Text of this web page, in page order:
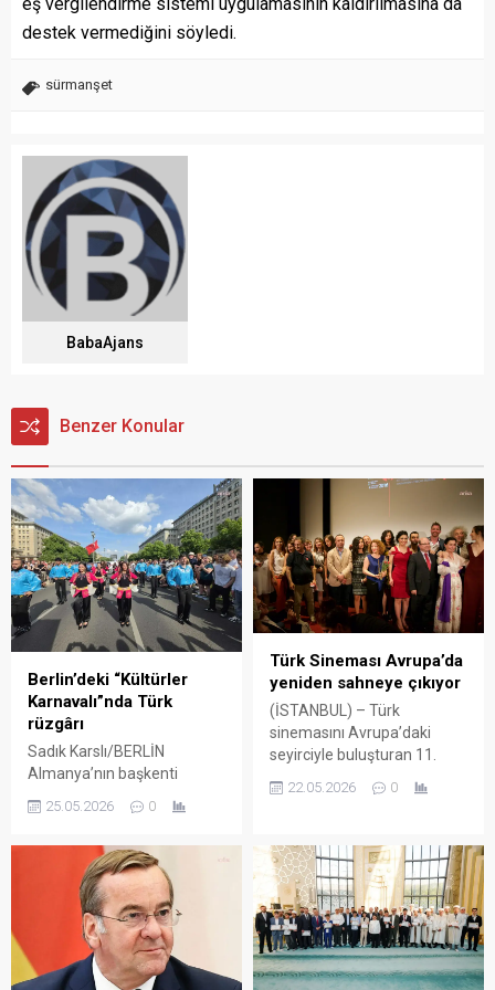
destek vermediğini söyledi.
sürmanşet
BabaAjans
Benzer Konular
Berlin’deki “Kültürler
Karnavalı”nda Türk
rüzgârı
Sadık Karslı/BERLİN
Almanya’nın başkenti
düzenlenen Kültürler
müzik, dans ve gastronomi
etkinlikleriyle renkli
görüntülere sahne oldu.
Türk katılımcıların halaylar,
Roman ezgileri ve Türkçe
şarkılar eşliğindeki
25.05.2026 0
Türk Sineması Avrupa’da
yeniden sahneye çıkıyor
(İSTANBUL) – Türk
sinemasını Avrupa’daki
seyirciyle buluşturan 11.
Mayıs–7 Haziran tarihleri
düzenlenecek.
Amsterdam’dan
Rotterdam’a uzanan
festival rotasında ödüllü
yapımlar, Avrupa
prömiyerleri ve uluslararası
sinema buluşmaları
22.05.2026 0